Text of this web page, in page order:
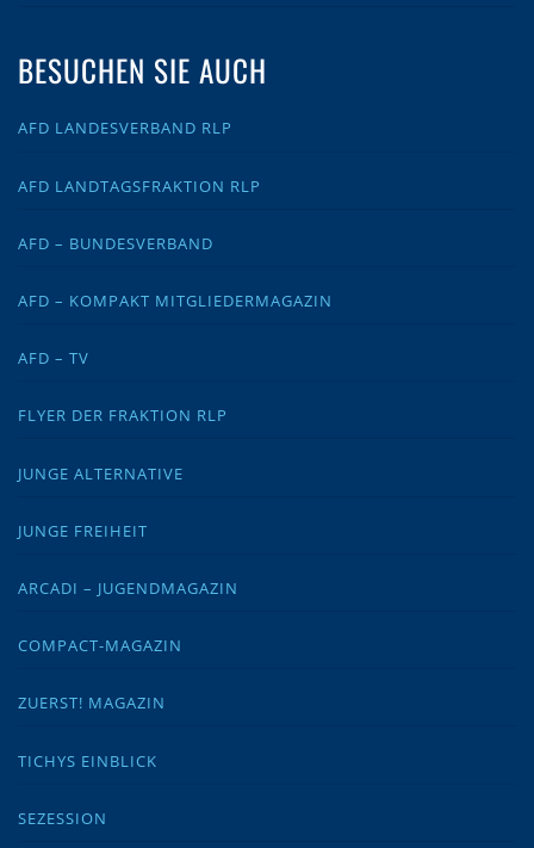
BESUCHEN SIE AUCH
AFD LANDESVERBAND RLP
AFD LANDTAGSFRAKTION RLP
AFD – BUNDESVERBAND
AFD – KOMPAKT MITGLIEDERMAGAZIN
AFD – TV
FLYER DER FRAKTION RLP
JUNGE ALTERNATIVE
JUNGE FREIHEIT
ARCADI – JUGENDMAGAZIN
COMPACT-MAGAZIN
ZUERST! MAGAZIN
TICHYS EINBLICK
SEZESSION